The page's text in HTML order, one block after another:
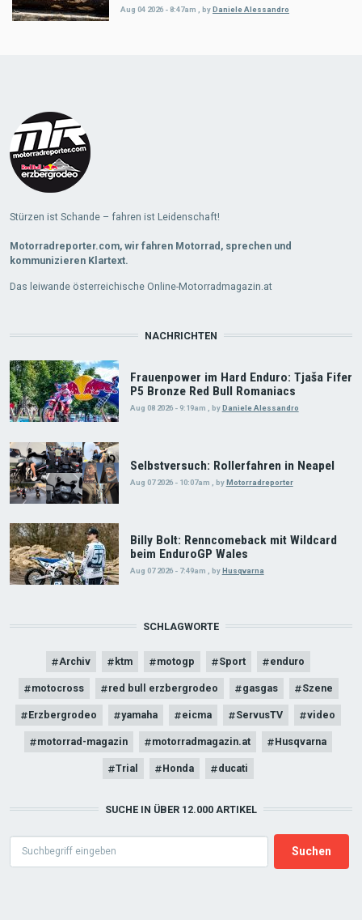
Aug 04 2026 - 8:47am byDaniele Alessandro
Stürzen ist Schande – fahren ist Leidenschaft!
Motorradreporter.com, wir fahren Motorrad, sprechen und
kommunizieren Klartext.
Das leiwande österreichische Online-Motorradmagazin.at
NACHRICHTEN
Frauenpower im Hard Enduro: Tjaša Fifer
P5 Bronze Red Bull Romaniacs
Aug 08 2026 - 9:19am byDaniele Alessandro
Selbstversuch: Rollerfahren in Neapel
Aug 07 2026 - 10:07am byMotorradreporter
Billy Bolt: Renncomeback mit Wildcard
beim EnduroGP Wales
Aug 07 2026 - 7:49am , byHusqvarna
SCHLAGWORTE
Archiv ktm motogp Sport enduro
motocross red bull erzbergrodeo gasgas Szene
Erzbergrodeo yamaha eicma ServusTV video
motorrad-magazin motorradmagazin.at Husqvarna
Trial Honda ducati
SUCHE IN ÜBER 12.000 ARTIKEL